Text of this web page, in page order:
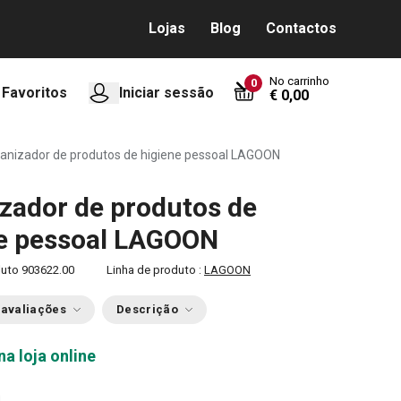
Lojas Blog Contactos
Favoritos Iniciar sessão
0 No carrinho
€ 0,00
de produtos de higiene pessoal LAGOON
de produtos de
pessoal LAGOON
903622.00 Linha de produto : LAGOON
avaliações Descrição
loja online